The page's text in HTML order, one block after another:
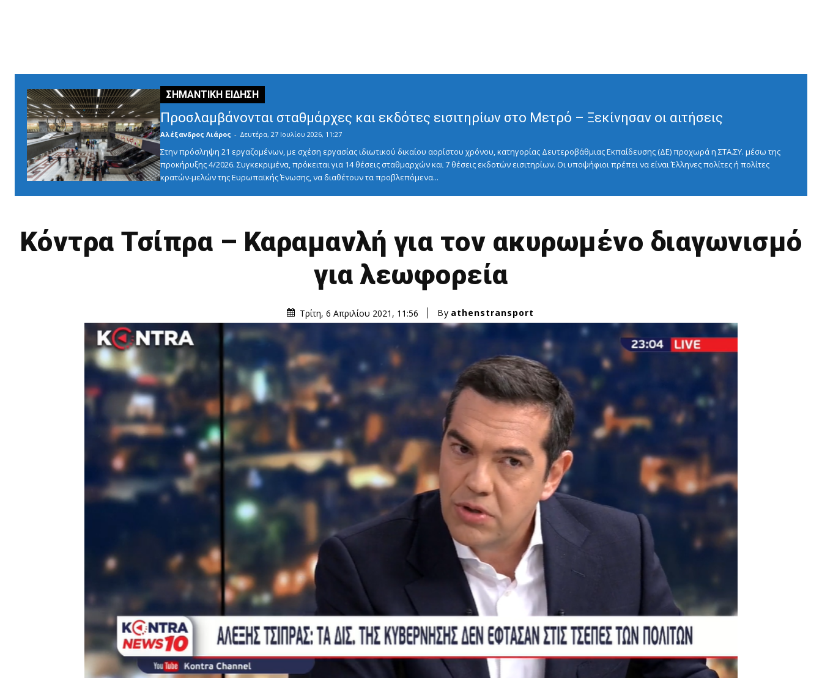
Προσλαμβάνονται σταθμάρχες και εκδότες εισιτηρίων στο Μετρό – Ξεκίνησαν οι αιτήσεις
Αλέξανδρος Λιάρος - Δευτέρα, 27 Ιουλίου 2026, 11:27
Στην πρόσληψη 21 εργαζομένων, με σχέση εργασίας ιδιωτικού δικαίου αορίστου χρόνου, κατηγορίας Δευτεροβάθμιας Εκπαίδευσης (ΔΕ) προχωρά η ΣΤΑ.ΣΥ. μέσω της
προκήρυξης 4/2026. Συγκεκριμένα, πρόκειται για 14 θέσεις σταθμαρχών και 7 θέσεις εκδοτών εισιτηρίων. Οι υποψήφιοι πρέπει να είναι Έλληνες πολίτες ή πολίτες
κρατών-μελών της Ευρωπαϊκής Ένωσης, να διαθέτουν τα προβλεπόμενα...
Κόντρα Τσίπρα – Καραμανλή για τον ακυρωμένο διαγωνισμό
για λεωφορεία
Τρίτη, 6 Απριλίου 2021, 11:56 By athenstransport